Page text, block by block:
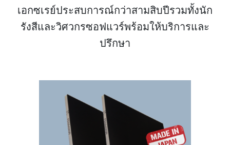
เอกซเรย์ประสบการณ์กว่าสามสิบปีรวมทั้งนัก
รังสีและวิศวกรซอฟแวร์พร้อมให้บริการและ
ปรึกษา